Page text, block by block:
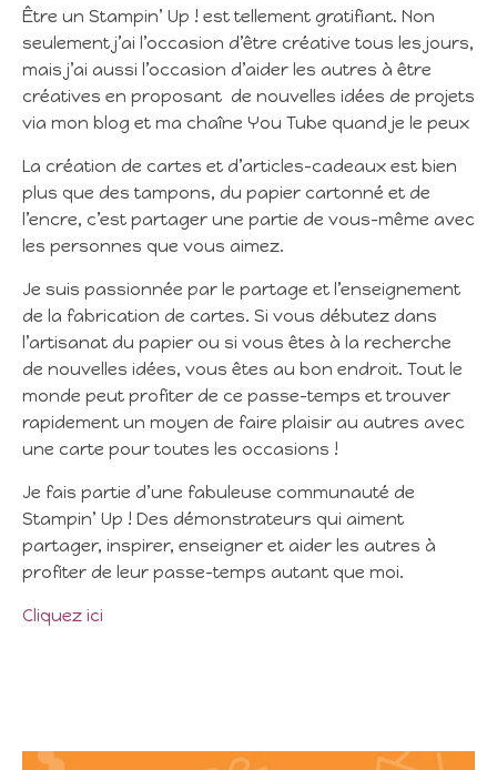
Être un Stampin’ Up ! est tellement gratifiant. Non
seulement j’ai l’occasion d’être créative tous les jours,
mais j’ai aussi l’occasion d’aider les autres à être
créatives en proposant de nouvelles idées de projets
via mon blog et ma chaîne You Tube quand je le peux
La création de cartes et d’articles-cadeaux est bien
plus que des tampons, du papier cartonné et de
l’encre, c’est partager une partie de vous-même avec
les personnes que vous aimez.
Je suis passionnée par le partage et l’enseignement
de la fabrication de cartes. Si vous débutez dans
l’artisanat du papier ou si vous êtes à la recherche
de nouvelles idées, vous êtes au bon endroit. Tout le
monde peut profiter de ce passe-temps et trouver
rapidement un moyen de faire plaisir au autres avec
une carte pour toutes les occasions !
Je fais partie d’une fabuleuse communauté de
Stampin’ Up ! Des démonstrateurs qui aiment
partager, inspirer, enseigner et aider les autres à
profiter de leur passe-temps autant que moi.
Cliquez ici